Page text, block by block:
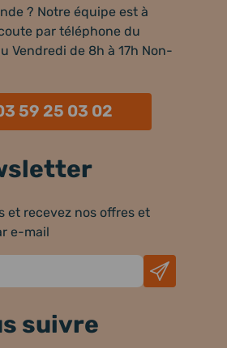
? Notre équipe est à
par téléphone du
Vendredi de 8h à 17h Non-
59 25 03 02
et recevez nos offres et
e-mail
suivre